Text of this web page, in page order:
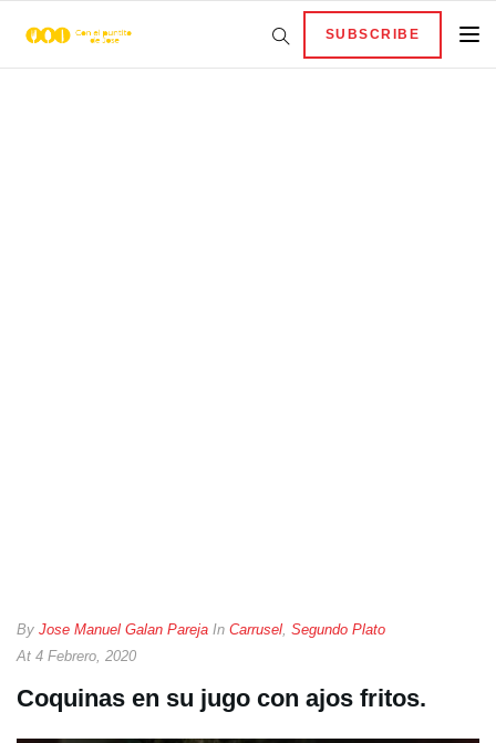
SUBSCRIBE
By Jose Manuel Galan Pareja In Carrusel, Segundo Plato
At 4 Febrero, 2020
Coquinas en su jugo con ajos fritos.